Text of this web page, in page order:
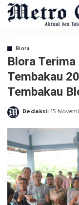
Blora
Blora
Tembakau
Tembakau
Posted
Redaksi 15